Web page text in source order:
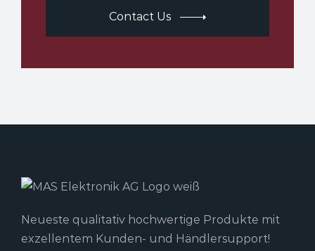
Contact Us
Neueste qualitativ hochwertige Produkte mit
exzellentem Kunden- und Händlersupport!